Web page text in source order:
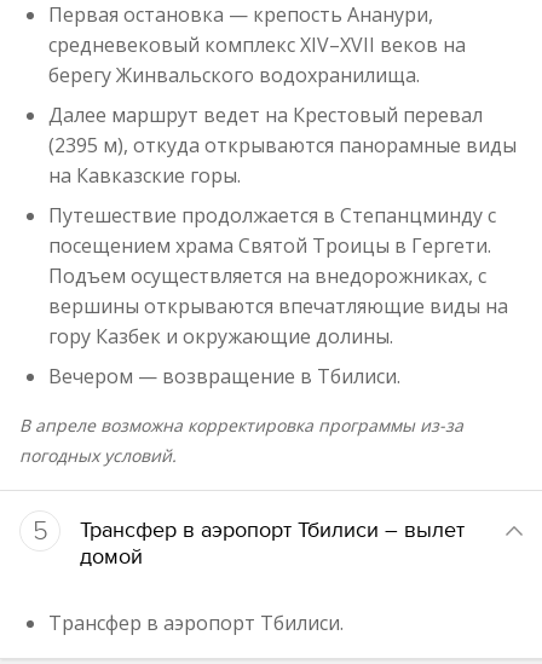
Первая остановка — крепость Ананури,
средневековый комплекс XIV–XVII веков на
берегу Жинвальского водохранилища.
Далее маршрут ведет на Крестовый перевал
(2395 м), откуда открываются панорамные виды
на Кавказские горы.
Путешествие продолжается в Степанцминду с
посещением храма Святой Троицы в Гергети.
Подъем осуществляется на внедорожниках, с
вершины открываются впечатляющие виды на
гору Казбек и окружающие долины.
Вечером — возвращение в Тбилиси.
В апреле возможна корректировка программы из-за
погодных условий.
5
Трансфер в аэропорт Тбилиси – вылет
домой
Трансфер в аэропорт Тбилиси.